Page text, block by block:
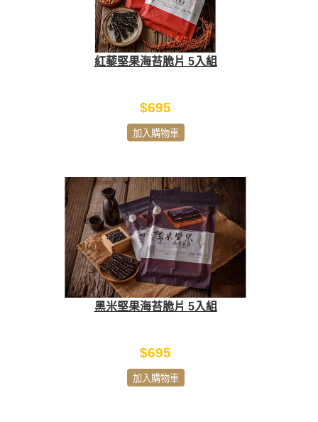
紅藜堅果海苔脆片 5入組
$695
加入購物車
黑米堅果海苔脆片 5入組
$695
加入購物車